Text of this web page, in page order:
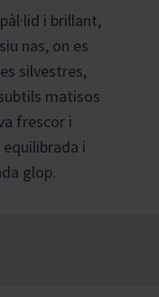
i brillant,
nas, on es
silvestres,
matisos
frescor i
i
glop.